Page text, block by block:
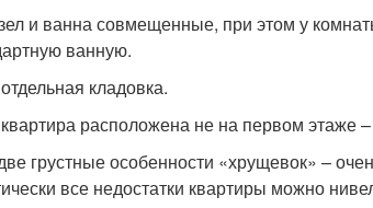
и ванна совмещенные, при этом у
ванную.
кладовка.
расположена не на первом этаже
грустные особенности «хрущевок» –
все недостатки квартиры можно